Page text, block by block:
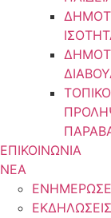
ΕΠΙΚΟΙΝΩΝΙΑ
ΝΕΑ
ΕΚΔΗΛΩΣΕΙΣ